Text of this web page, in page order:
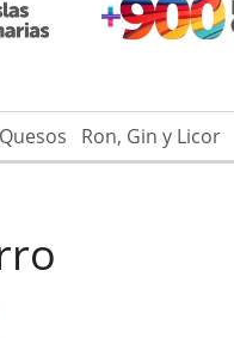
Quesos Ron, Gin y Licor